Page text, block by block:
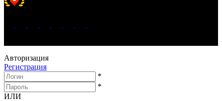
Авторизация
Регистрация
*
*
ИЛИ